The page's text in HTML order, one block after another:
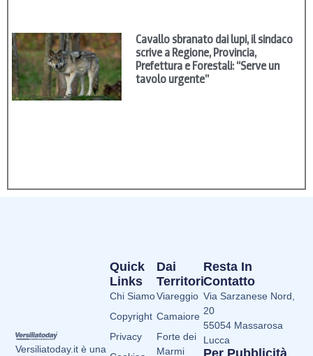
Cavallo sbranato dai lupi, il sindaco
scrive a Regione, Provincia,
Prefettura e Forestali: “Serve un
tavolo urgente”
Versiliatoday.it è una
Dai
Territori
Viareggio
Camaiore
Forte dei
Marmi
Quick
Links
Chi Siamo
Copyright
Privacy
Resta In
Contatto
Via Sarzanese Nord,
20
55054 Massarosa
Lucca